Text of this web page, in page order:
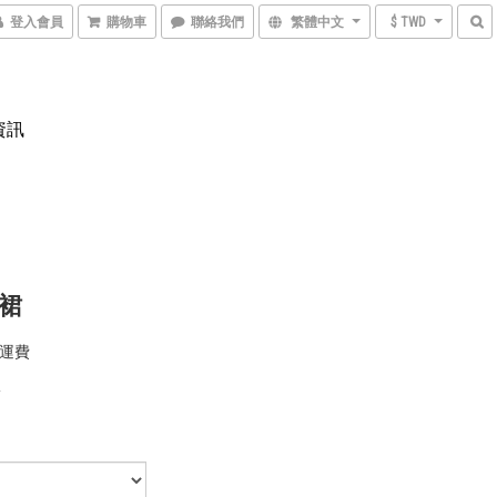
登入會員 購物車 聯絡我們 繁體中文 $ TWD
訊
費